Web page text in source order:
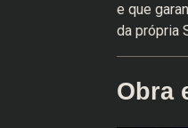
e que
da própria
Obra